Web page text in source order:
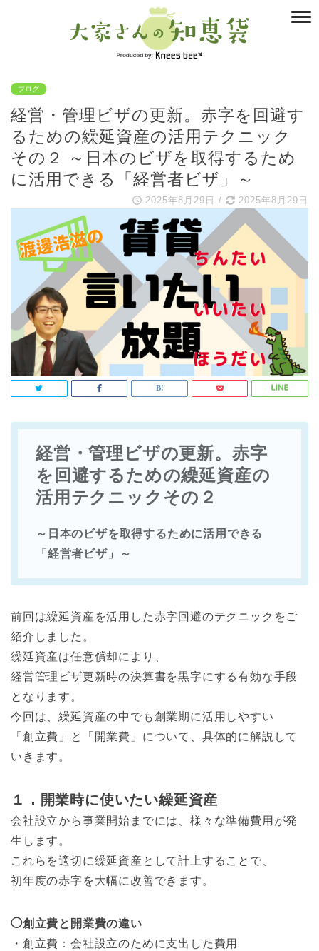
ブログ
経営・管理ビザの更新。赤字を回避す
るための繰延資産の活用テクニック
その２ ～日本のビザを取得するため
に活用できる「経営者ビザ」～
2025年8月29日 / 2025年8月29日
経営・管理ビザの更新。赤字
を回避するための繰延資産の
活用テクニックその２
～日本のビザを取得するために活用できる
「経営者ビザ」～
前回は繰延資産を活用した赤字回避のテクニックをご
紹介しました。
繰延資産は任意償却により、
経営管理ビザ更新時の決算書を黒字にする有効な手段
となります。
今回は、繰延資産の中でも創業期に活用しやすい
「創立費」と「開業費」について、具体的に解説して
いきます。
１．開業時に使いたい繰延資産
会社設立から事業開始までには、様々な準備費用が発
生します。
これらを適切に繰延資産として計上することで、
初年度の赤字を大幅に改善できます。
◯創立費と開業費の違い
・創立費：会社設立のために支出した費用